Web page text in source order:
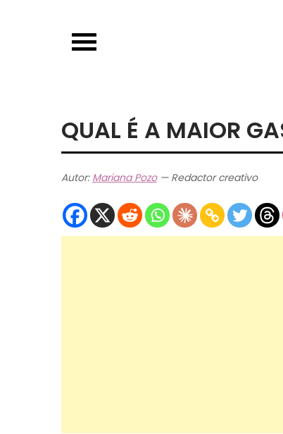
QUAL É A MAIOR
Autor: Mariana Pozo— Redactor creativo